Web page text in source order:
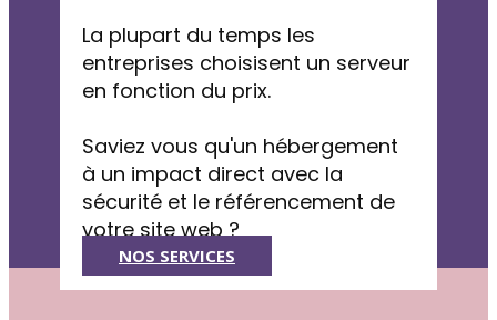
La plupart du temps les
entreprises choisisent un serveur
en fonction du prix.
Saviez vous qu'un hébergement
à un impact direct avec la
sécurité et le référencement de
votre site web ?
NOS SERVICES